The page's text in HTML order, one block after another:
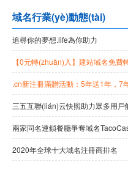
域名行業(yè)動態(tài)
追尋你的夢想.life為你助力
【0元轉(zhuǎn)入】建站域名免費
.cn新注冊滿贈活動：5年送1年，7
三五互聯(lián)云快照助力眾多用戶
兩家同名連鎖餐廳爭奪域名
2020年全球十大域名注冊商排名